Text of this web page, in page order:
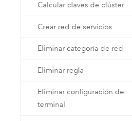
Calcular claves de clúster
Crear red de servicios
Eliminar categoría de red
Eliminar regla
Eliminar configuración de
terminal